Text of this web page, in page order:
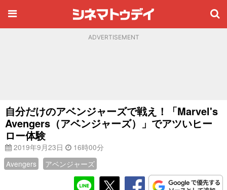
ADVERTISEMENT
自分だけのアベンジャーズで戦え！「Marvel's
Avengers（アベンジャーズ）」でアツいヒー
ロー体験
2019年9月23日
16時00分
Avengers
アベンジャーズ